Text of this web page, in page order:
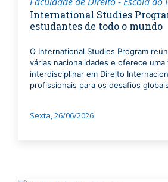
International Studies
estudantes de todo o mundo
O International Studies Program
várias nacionalidades e oferece uma
interdisciplinar em Direito
profissionais para os desafios
Sexta, 26/06/2026